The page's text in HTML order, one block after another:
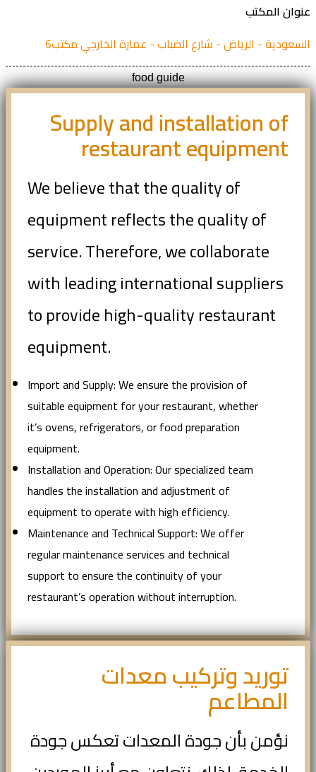
المكتب
- الرياض - شارع الضباب - عمارة الخارجي مكتب6
food guide
Supply and installation of
restaurant equipment
We believe that the quality of
equipment reflects the quality of
service. Therefore, we collaborate
with leading international suppliers
to provide high-quality restaurant
equipment.
Import and Supply: We ensure the provision of
suitable equipment for your restaurant, whether
it’s ovens, refrigerators, or food preparation
equipment.
Installation and Operation: Our specialized team
handles the installation and adjustment of
equipment to operate with high efficiency.
Maintenance and Technical Support: We offer
regular maintenance services and technical
support to ensure the continuity of your
restaurant’s operation without interruption.
توريد وتركيب معدات
المطاعم
نؤمن بأن جودة المعدات تعكس جودة